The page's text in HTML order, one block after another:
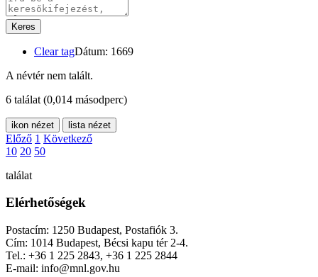
Keres
Clear tagDátum: 1669
A névtér nem talált.
6 találat (0,014 másodperc)
ikon nézet lista nézet
Előző 1 Következő
10 20 50
találat
Elérhetőségek
Postacím: 1250 Budapest, Postafiók 3.
Cím: 1014 Budapest, Bécsi kapu tér 2-4.
Tel.: +36 1 225 2843, +36 1 225 2844
E-mail: info@mnl.gov.hu